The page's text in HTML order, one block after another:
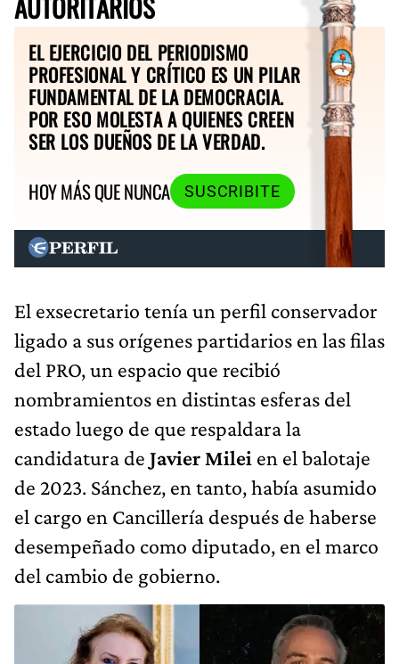
EL EJERCICIO DEL PERIODISMO
PROFESIONAL Y CRÍTICO ES UN PILAR
FUNDAMENTAL DE LA DEMOCRACIA.
POR ESO MOLESTA A QUIENES CREEN
SER LOS DUEÑOS DE LA VERDAD.
HOY MÁS QUE NUNCA
SUSCRIBITE
El exsecretario tenía un perfil conservador
ligado a sus orígenes partidarios en las filas
del PRO, un espacio que recibió
nombramientos en distintas esferas del
estado luego de que respaldara la
candidatura de Javier Milei en el balotaje
de 2023. Sánchez, en tanto, había asumido
el cargo en Cancillería después de haberse
desempeñado como diputado, en el marco
del cambio de gobierno.